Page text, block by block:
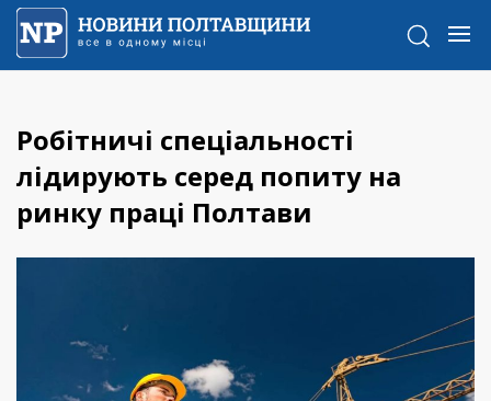
Робітничі спеціальності
лідирують серед попиту на
ринку праці Полтави